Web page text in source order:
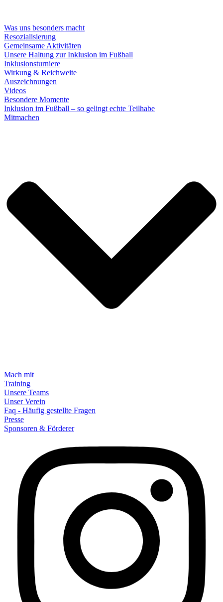
Was uns besonders macht
Resozialisierung
Gemeinsame Aktivitäten
Unsere Haltung zur Inklusion im Fußball
Inklusionsturniere
Wirkung & Reichweite
Auszeichnungen
Videos
Besondere Momente
Inklusion im Fußball – so gelingt echte Teilhabe
Mitmachen
Mach mit
Training
Unsere Teams
Unser Verein
Faq - Häufig gestellte Fragen
Presse
Sponsoren & Förderer